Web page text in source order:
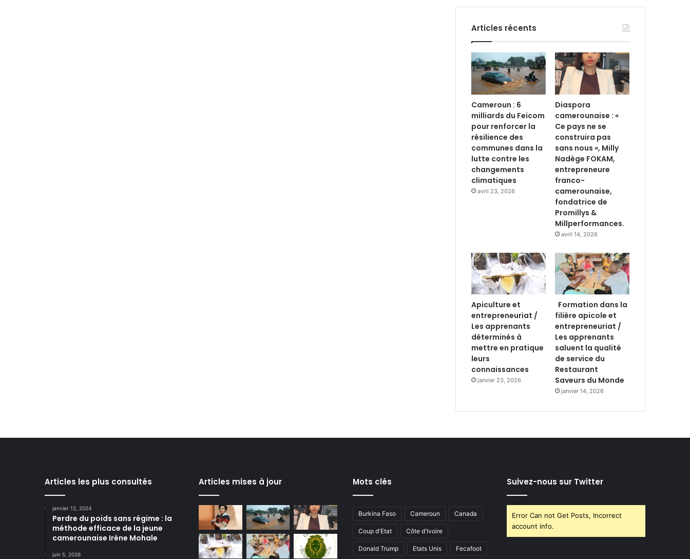
Articles récents
Cameroun : 6
milliards du Feicom
pour renforcer la
résilience des
communes dans la
lutte contre les
changements
climatiques
avril 23, 2026
Diaspora
camerounaise : «
Ce pays ne se
construira pas
sans nous », Milly
Nadège FOKAM,
entrepreneure
franco-
camerounaise,
fondatrice de
Promillys &
Millperformances.
avril 14, 2026
Apiculture et
entrepreneuriat /
Les apprenants
déterminés à
mettre en pratique
leurs
connaissances
janvier 23, 2026
Formation dans la
filière apicole et
entrepreneuriat /
Les apprenants
saluent la qualité
de service du
Restaurant
Saveurs du Monde
janvier 14, 2026
Articles les plus consultés
janvier 12, 2024
Perdre du poids sans régime : la
méthode efficace de la jeune
camerounaise Irène Mohale
juin 5, 2026
Articles mises à jour Mots clés
Burkina Faso Cameroun Canada
Coup d'Etat Côte d'Ivoire
Donald Trump Etats Unis Fecafoot
Suivez-nous sur Twitter
Error Can not Get Posts, Incorrect
account info.